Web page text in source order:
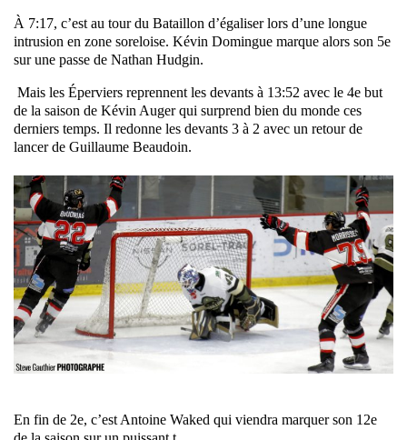
À 7:17, c’est au tour du Bataillon d’égaliser lors d’une longue
intrusion en zone soreloise. Kévin Domingue marque alors son 5e
sur une passe de Nathan Hudgin.
Mais les Éperviers reprennent les devants à 13:52 avec le 4e but
de la saison de Kévin Auger qui surprend bien du monde ces
derniers temps. Il redonne les devants 3 à 2 avec un retour de
lancer de Guillaume Beaudoin.
En fin de 2e, c’est Antoine Waked qui viendra marquer son 12e